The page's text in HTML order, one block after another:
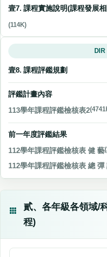
壹7. 課程實施說明(課程發展
(114K)
DIR
壹8. 課程評鑑規劃
評鑑計畫內容
113學年課程評鑑檢核表2
前一年度評鑑結果
112學年課程評鑑檢核表 健 藝
112學年課程評鑑檢核表 總 彈
貳、各年級各領域/
程)